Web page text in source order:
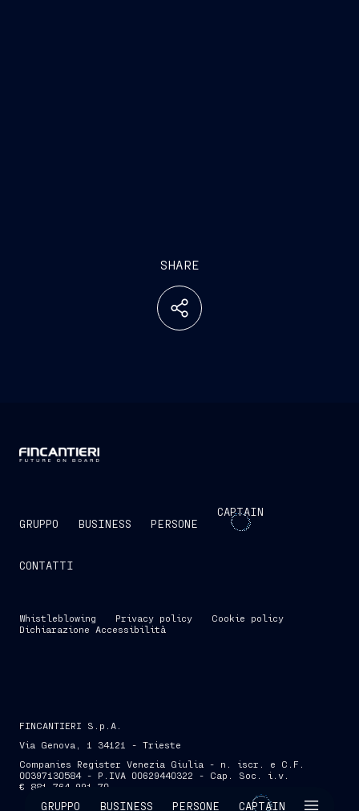
GRUPPO BUSINESS PERSONE CAPTAIN
SHARE
GRUPPO BUSINESS PERSONE
CAPTAIN
CONTATTI
Whistleblowing Privacy policy
Cookie policy
Dichiarazione Accessibilità
FINCANTIERI S.p.A.
Via Genova, 1 34121 - Trieste
Companies Register Venezia Giulia - n. iscr. e C.F.
00397130584 - P.IVA 00629440322 - Cap. Soc. i.v.
€ 881.764.991,70